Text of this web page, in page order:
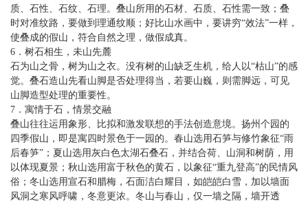
质、石性、石纹、石理。叠山所用的石材、石质、石性需一致；叠
时对准纹路，要做到理通纹顺；好比山水画中，要讲穷“效法”一样，
使叠成的假山，符合自然之理，做假成真。
6．树石相生，未山先麓
石为山之骨，树为山之衣。没有树的山缺乏生机，给人以“枯山”的感
觉。叠石造山先看山脚是否处理得当，若要山巍，则需脚远，可见
山脚造型处理的重要性。
7．寓情于石，情景交融
叠山往往运用象形、比拟和激发联想的手法创造意境。扬州个园的
四季假山，即是寓四时景色于一园的。春山选用石笋与修竹象征“雨
后春笋”；夏山选用灰白色太湖石叠石，并结合荷、山洞和树荫，用
以体现夏景；秋山选用富于秋色的黄石，以象征“重九登高”的民情风
俗；冬山选用宣石和腊梅，石面洁白耀目，如皑皑白雪，加以墙面
风洞之寒风呼啸，冬意更浓。冬山与春山，仅一墙之隔，墙开透